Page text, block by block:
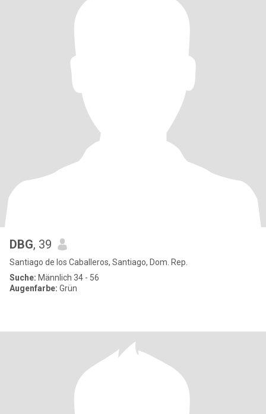
DBG, 39
Santiago de los Caballeros, Santiago, Dom. Rep.
Suche: Männlich 34 - 56
Augenfarbe: Grün